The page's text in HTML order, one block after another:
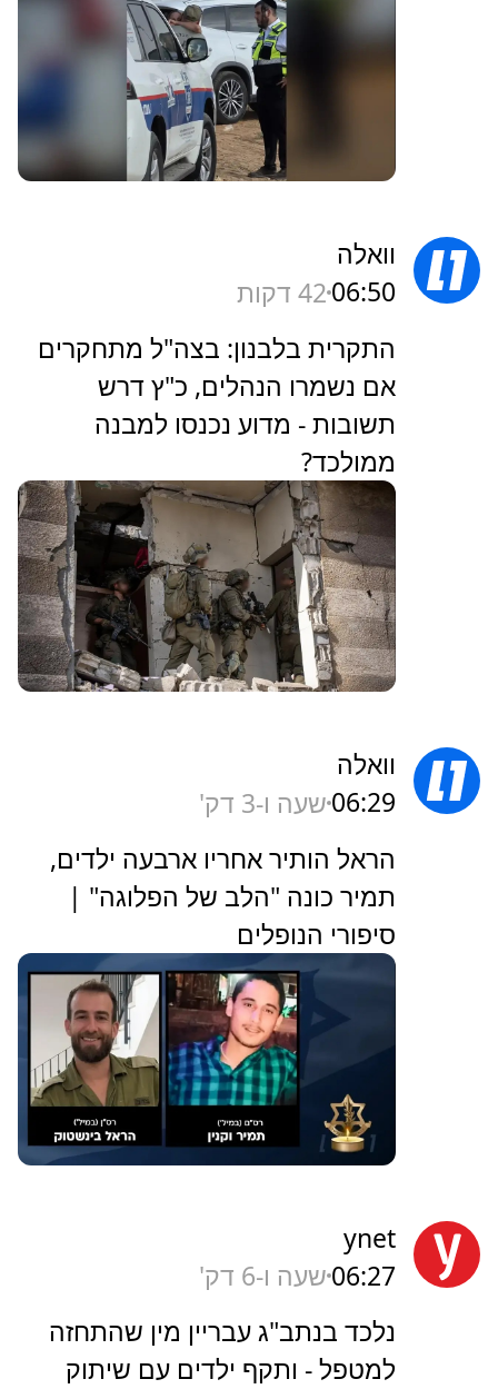
וואלה
06:5042 דקות
התקרית בלבנון: בצה"ל מתחקרים
אם נשמרו הנהלים, כ"ץ דרש
תשובות - מדוע נכנסו למבנה
ממולכד?
וואלה
06:29שעה ו-3 דק'
הראל הותיר אחריו ארבעה ילדים,
תמיר כונה "הלב של הפלוגה" |
סיפורי הנופלים
ynet
06:27שעה ו-6 דק'
נלכד בנתב"ג עבריין מין שהתחזה
למטפל - ותקף ילדים עם שיתוק